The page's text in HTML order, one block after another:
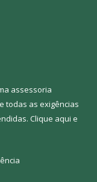
assessoria
todas as exigências
Clique aqui e